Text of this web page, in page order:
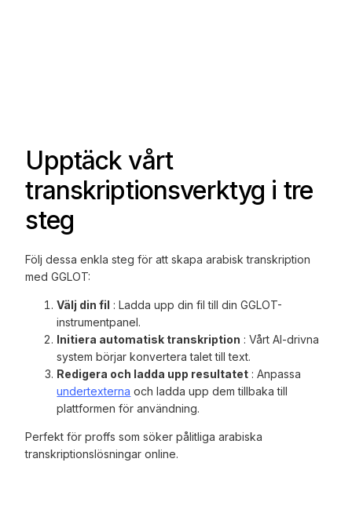
Upptäck vårt
transkriptionsverktyg i tre
steg
Följ dessa enkla steg för att skapa arabisk transkription
med GGLOT:
Välj din fil : Ladda upp din fil till din GGLOT-
instrumentpanel.
Initiera automatisk transkription : Vårt AI-drivna
system börjar konvertera talet till text.
Redigera och ladda upp resultatet : Anpassa
undertexterna och ladda upp dem tillbaka till
plattformen för användning.
Perfekt för proffs som söker pålitliga arabiska
transkriptionslösningar online.